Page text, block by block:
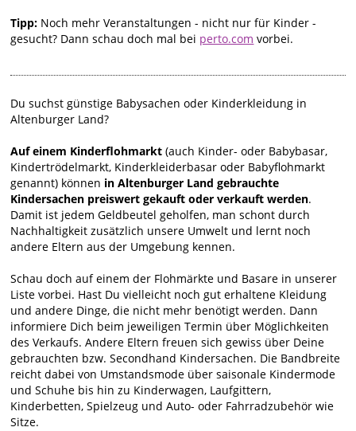
Tipp: Noch mehr Veranstaltungen - nicht nur für Kinder -
gesucht? Dann schau doch mal bei perto.com vorbei.
Du suchst günstige Babysachen oder Kinderkleidung in
Altenburger Land?
Auf einem Kinderflohmarkt (auch Kinder- oder Babybasar,
Kindertrödelmarkt, Kinderkleiderbasar oder Babyflohmarkt
genannt) können in Altenburger Land gebrauchte
Kindersachen preiswert gekauft oder verkauft werden.
Damit ist jedem Geldbeutel geholfen, man schont durch
Nachhaltigkeit zusätzlich unsere Umwelt und lernt noch
andere Eltern aus der Umgebung kennen.
Schau doch auf einem der Flohmärkte und Basare in unserer
Liste vorbei. Hast Du vielleicht noch gut erhaltene Kleidung
und andere Dinge, die nicht mehr benötigt werden. Dann
informiere Dich beim jeweiligen Termin über Möglichkeiten
des Verkaufs. Andere Eltern freuen sich gewiss über Deine
gebrauchten bzw. Secondhand Kindersachen. Die Bandbreite
reicht dabei von Umstandsmode über saisonale Kindermode
und Schuhe bis hin zu Kinderwagen, Laufgittern,
Kinderbetten, Spielzeug und Auto- oder Fahrradzubehör wie
Sitze.